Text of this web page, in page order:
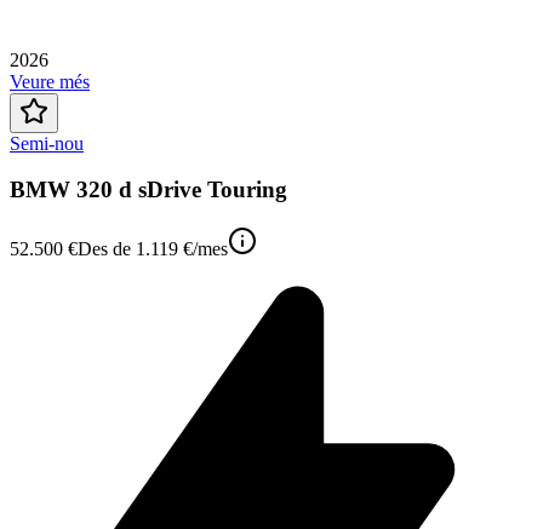
2026
Veure més
Semi-nou
BMW 320 d sDrive Touring
52.500 €Des de 1.119 €/mes